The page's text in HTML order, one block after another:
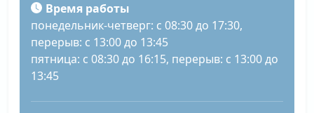
Время работы
понедельник-четверг: с 08:30 до 17:30,
перерыв: с 13:00 до 13:45
пятница: с 08:30 до 16:15, перерыв: с 13:00 до
13:45